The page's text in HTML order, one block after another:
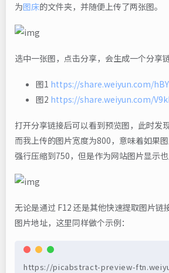
为图床的文件夹，并随便上传了两张图。
选中一张图，点击分享，会生成一个分享链
图1 https://share.weiyun.com/
图2 https://share.weiyun.com/
打开分享链接后可以看到预览图，此时发
而我上传的图片宽度为800，意味着如果
强行压缩到750，但是作为网站图片显示也
无论是通过 F12 还是其他快速提取图片链
图片地址，这里同样做个示例：
https://picabstract-preview-